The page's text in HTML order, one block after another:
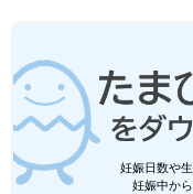
妊娠日数や
妊娠中か